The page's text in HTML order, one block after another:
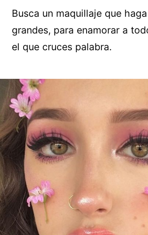
Busca un maquillaje que
grandes, para enamorar a
el que cruces palabra.